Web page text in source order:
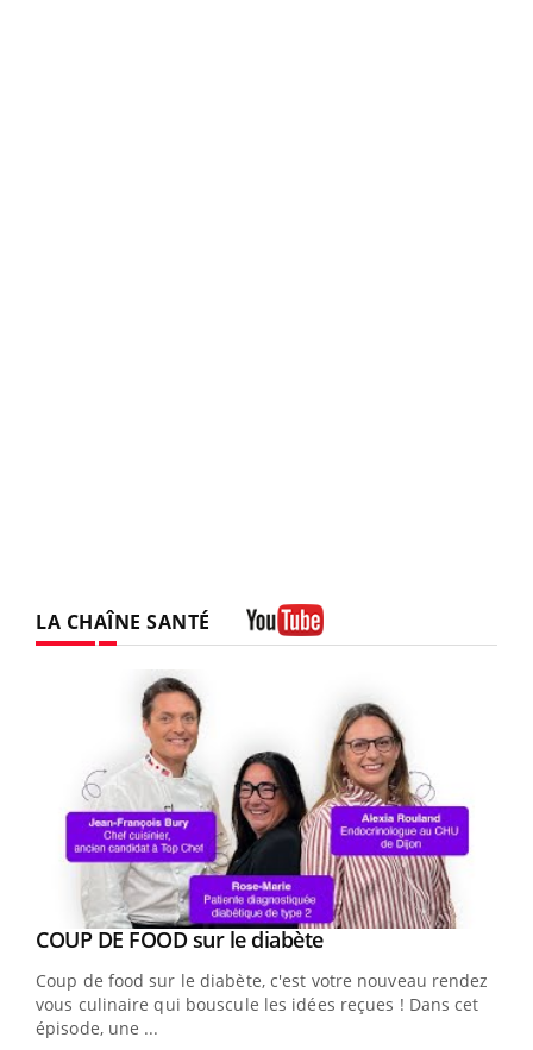
LA CHAÎNE SANTÉ
Youtube
COUP DE FOOD sur le diabèteYoutube
Coup de food sur le diabète, c'est votre nouveau rendez-
vous culinaire qui bouscule les idées reçues ! Dans cet
épisode, une ...